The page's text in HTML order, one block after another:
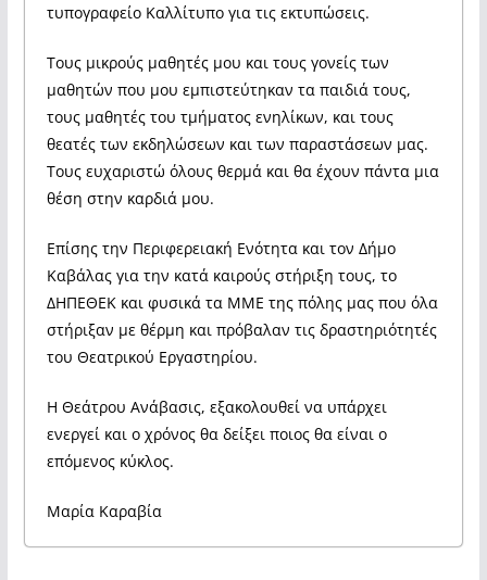
τυπογραφείο Καλλίτυπο για τις εκτυπώσεις.
Τους μικρούς μαθητές μου και τους γονείς των
μαθητών που μου εμπιστεύτηκαν τα παιδιά τους,
τους μαθητές του τμήματος ενηλίκων, και τους
θεατές των εκδηλώσεων και των παραστάσεων μας.
Τους ευχαριστώ όλους θερμά και θα έχουν πάντα μια
θέση στην καρδιά μου.
Επίσης την Περιφερειακή Ενότητα και τον Δήμο
Καβάλας για την κατά καιρούς στήριξη τους, το
ΔΗΠΕΘΕΚ και φυσικά τα ΜΜΕ της πόλης μας που όλα
στήριξαν με θέρμη και πρόβαλαν τις δραστηριότητές
του Θεατρικού Εργαστηρίου.
Η Θεάτρου Ανάβασις, εξακολουθεί να υπάρχει
ενεργεί και ο χρόνος θα δείξει ποιος θα είναι ο
επόμενος κύκλος.
Μαρία Καραβία